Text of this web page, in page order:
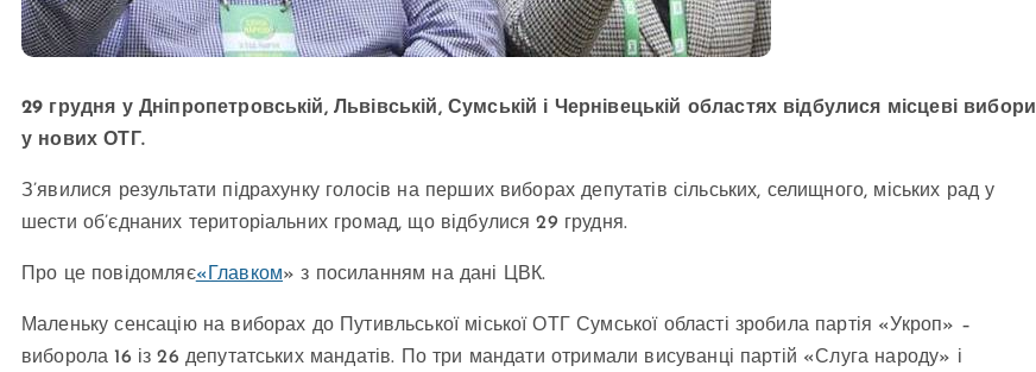
29 грудня у Дніпропетровській, Львівській, Сумській і Чернівецькій областях відбулися місцеві вибори
у нових ОТГ.
З’явилися результати підрахунку голосів на перших виборах депутатів сільських, селищного, міських рад у
шести об’єднаних територіальних громад, що відбулися 29 грудня.
Про це повідомляє«Главком» з посиланням на дані ЦВК.
Маленьку сенсацію на виборах до Путивльської міської ОТГ Сумської області зробила партія «Укроп» –
виборола 16 із 26 депутатських мандатів. По три мандати отримали висуванці партій «Слуга народу» і